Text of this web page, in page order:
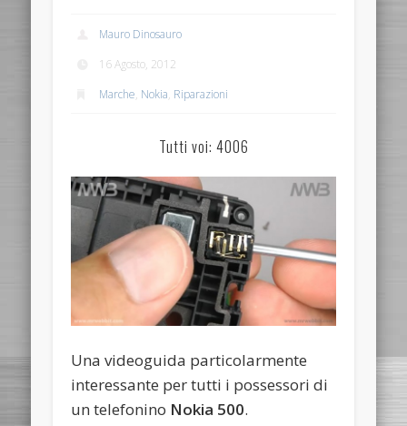
Mauro Dinosauro
16 Agosto, 2012
Marche, Nokia, Riparazioni
Tutti voi: 4006
Una videoguida particolarmente
interessante per tutti i possessori di
un telefonino Nokia 500.